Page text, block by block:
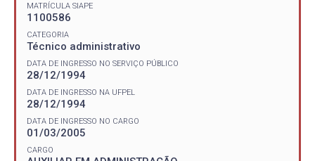
MATRÍCULA SIAPE
1100586
CATEGORIA
Técnico administrativo
DATA DE INGRESSO NO SERVIÇO PÚBLICO
28/12/1994
DATA DE INGRESSO NA UFPEL
28/12/1994
DATA DE INGRESSO NO CARGO
01/03/2005
CARGO